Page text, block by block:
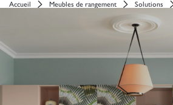
Accueil Meubles de rangement Solutions